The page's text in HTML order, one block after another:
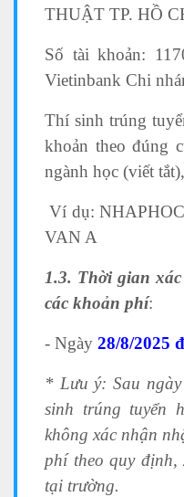
THUẬT TP. HỒ
Số tài khoản:
Vietinbank Chi
Thí sinh trúng
khoản theo đúng
ngành học (viết
Ví dụ:
VAN A
1.3. Thời gian
các khoản phí:
- Ngày 28/8/2025
* Lưu ý: Sau
sinh trúng tuyển
không xác nhận
phí theo quy định,
tại trường.